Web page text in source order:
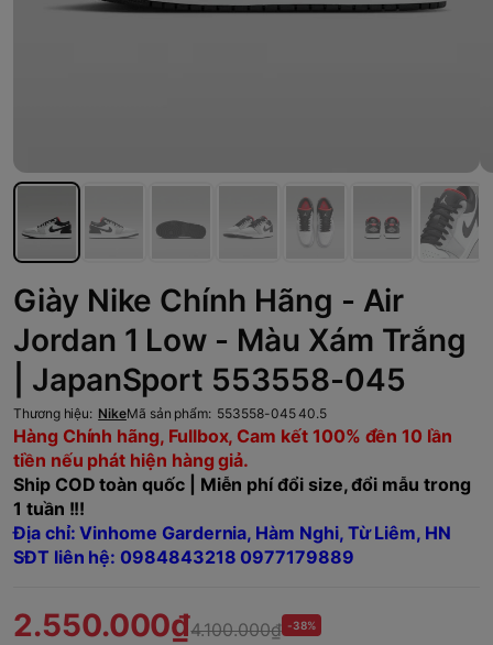
Giày Nike Chính Hãng - Air
Jordan 1 Low - Màu Xám Trắng
| JapanSport 553558-045
Thương hiệu: NikeMã sản phẩm: 553558-045 40.5
Hàng Chính hãng, Fullbox, Cam kết 100% đền 10 lần
tiền nếu phát hiện hàng giả.
Ship COD toàn quốc | Miễn phí đổi size, đổi mẫu trong
1 tuần !!!
Địa chỉ: Vinhome Gardernia, Hàm Nghi, Từ Liêm, HN
SĐT liên hệ: 0984843218 0977179889
2.550.000₫4.100.000₫ -38%